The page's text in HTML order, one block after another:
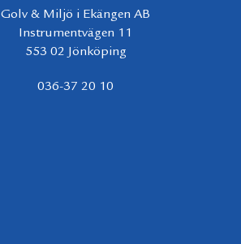
Golv & Miljö i Ekängen AB
Instrumentvägen 11
553 02 Jönköping
036-37 20 10